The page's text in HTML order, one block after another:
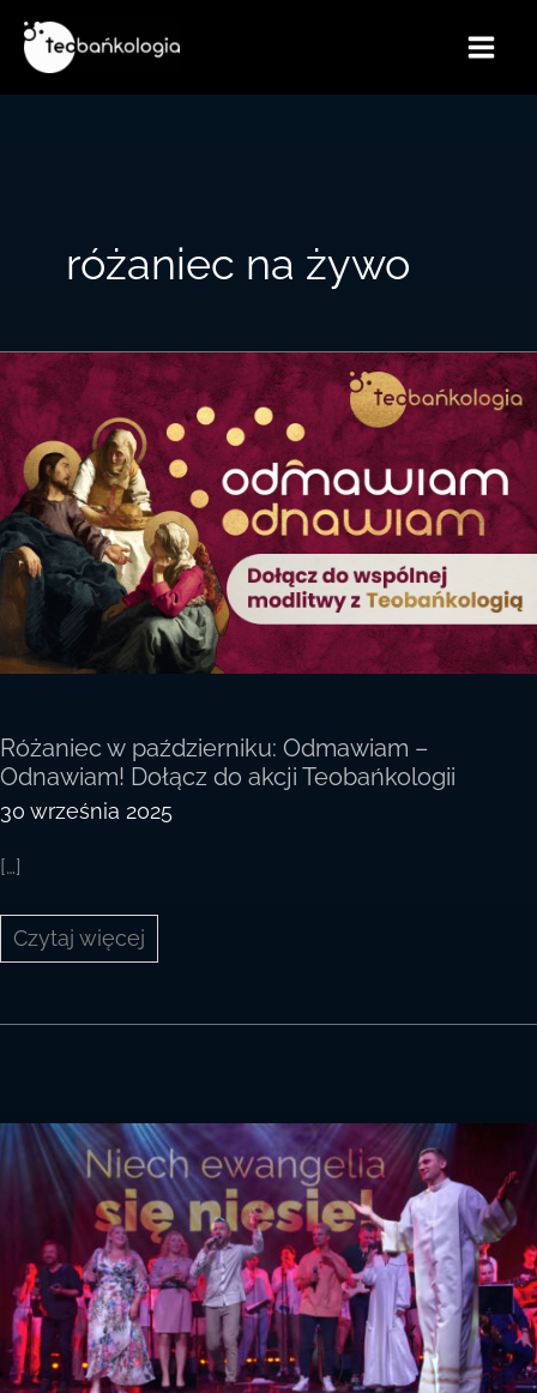
do
treści
różaniec na żywo
Różaniec w październiku: Odmawiam –
Odnawiam! Dołącz do akcji Teobańkologii
30 września 2025
[…]
Różaniec
w październiku:
Odnawiam!
Czytaj więcej